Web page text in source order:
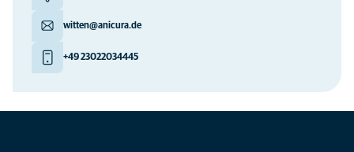
witten@anicura.de
+49 23022034445